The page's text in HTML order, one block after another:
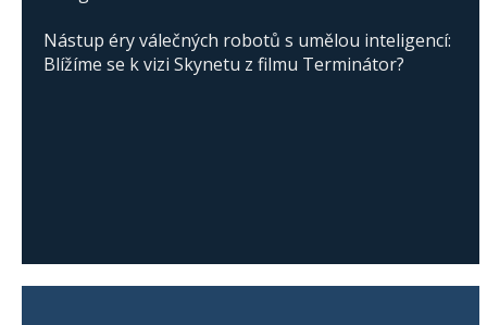
Nástup éry válečných robotů s umělou inteligencí:
Blížíme se k vizi Skynetu z filmu Terminátor?